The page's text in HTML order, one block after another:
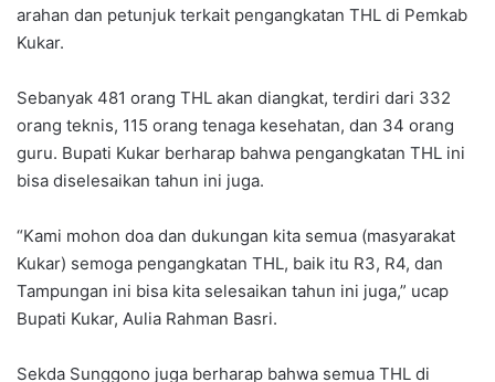
arahan dan petunjuk terkait pengangkatan THL di Pemkab
Kukar.
Sebanyak 481 orang THL akan diangkat, terdiri dari 332
orang teknis, 115 orang tenaga kesehatan, dan 34 orang
guru. Bupati Kukar berharap bahwa pengangkatan THL ini
bisa diselesaikan tahun ini juga.
“Kami mohon doa dan dukungan kita semua (masyarakat
Kukar) semoga pengangkatan THL, baik itu R3, R4, dan
Tampungan ini bisa kita selesaikan tahun ini juga,” ucap
Bupati Kukar, Aulia Rahman Basri.
Sekda Sunggono juga berharap bahwa semua THL di